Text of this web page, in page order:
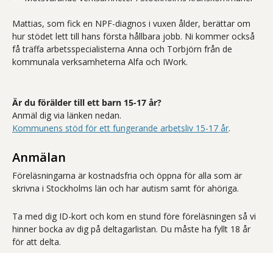
Mattias, som fick en NPF-diagnos i vuxen ålder, berättar om
hur stödet lett till hans första hållbara jobb. Ni kommer också
få träffa arbetsspecialisterna Anna och Torbjörn från de
kommunala verksamheterna Alfa och IWork.
Är du förälder till ett barn 15-17 år?
Anmäl dig via länken nedan.
Kommunens stöd för ett fungerande arbetsliv 15-17 år.
Anmälan
Föreläsningarna är kostnadsfria och öppna för alla som är
skrivna i Stockholms län och har autism samt för ahöriga.
Ta med dig ID-kort och kom en stund före föreläsningen så vi
hinner bocka av dig på deltagarlistan. Du måste ha fyllt 18 år
för att delta.